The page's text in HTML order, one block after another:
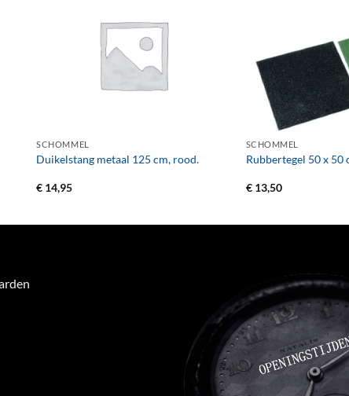
SCHOMMEL
Duikelstang metaal 125 cm, rood.
€ 14,95
SCHOMMEL
Rubbertegel 50 x 50
€13,50